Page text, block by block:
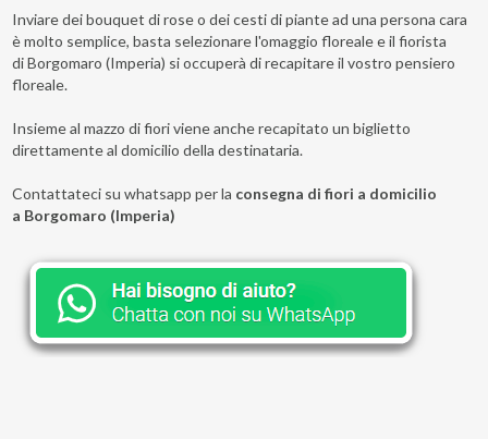
Inviare dei bouquet di rose o dei cesti di piante ad una persona cara
è molto semplice, basta selezionare l'omaggio floreale e il fiorista
di Borgomaro (Imperia) si occuperà di recapitare il vostro pensiero
floreale.
Insieme al mazzo di fiori viene anche recapitato un biglietto
direttamente al domicilio della destinataria.
Contattateci su whatsapp per la consegna di fiori a domicilio
a Borgomaro (Imperia)